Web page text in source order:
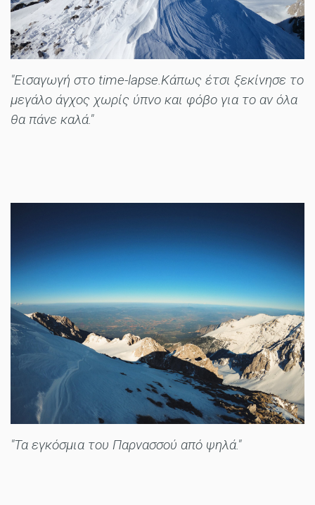
"Εισαγωγή στο time-lapse.Κάπως έτσι ξεκίνησε το
μεγάλο άγχος χωρίς ύπνο και φόβο για το αν όλα
θα πάνε καλά."
"Τα εγκόσμια του Παρνασσού από ψηλά."